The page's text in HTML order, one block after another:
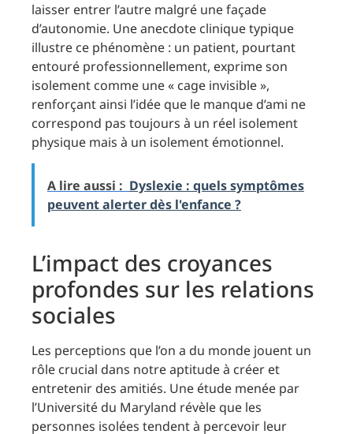
laisser entrer l’autre malgré une façade
d’autonomie. Une anecdote clinique typique
illustre ce phénomène : un patient, pourtant
entouré professionnellement, exprime son
isolement comme une « cage invisible »,
renforçant ainsi l’idée que le manque d’ami ne
correspond pas toujours à un réel isolement
physique mais à un isolement émotionnel.
A lire aussi : Dyslexie : quels symptômes
peuvent alerter dès l'enfance ?
L’impact des croyances
profondes sur les relations
sociales
Les perceptions que l’on a du monde jouent un
rôle crucial dans notre aptitude à créer et
entretenir des amitiés. Une étude menée par
l’Université du Maryland révèle que les
personnes isolées tendent à percevoir leur